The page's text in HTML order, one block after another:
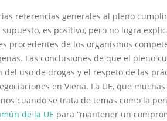
referencias generales al pleno
es positivo, pero no logra
procedentes de los organismos
Las conclusiones de que el pleno
uso de drogas y el respeto de las
en Viena. La UE, que
cuando se trata de temas como la
de la UE para “mantener un